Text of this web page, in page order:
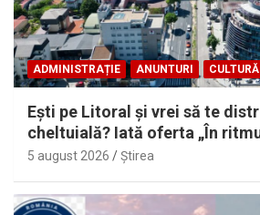
ADMINISTRAȚIE ANUNTURI CULTURĂ
Eşti pe Litoral şi vrei să te
cheltuială? Iată oferta „În
5 august 2026 Ştirea